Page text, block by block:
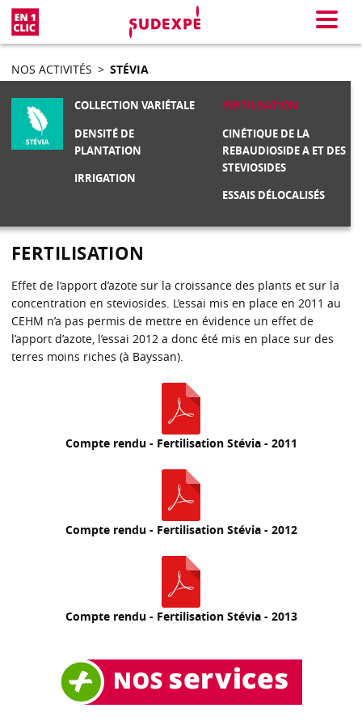
Menu
NOS ACTIVITÉS > STÉVIA
COLLECTION VARIÉTALE
DENSITÉ DE
PLANTATION
IRRIGATION
FERTILISATION
CINÉTIQUE DE LA
REBAUDIOSIDE A ET DES
STEVIOSIDES
ESSAIS DÉLOCALISÉS
FERTILISATION
Effet de l’apport d’azote sur la croissance des plants et sur la
concentration en steviosides. L’essai mis en place en 2011 au
CEHM n’a pas permis de mettre en évidence un effet de
l’apport d’azote, l’essai 2012 a donc été mis en place sur des
terres moins riches (à Bayssan).
Compte rendu - Fertilisation Stévia - 2011
Compte rendu - Fertilisation Stévia - 2012
Compte rendu - Fertilisation Stévia - 2013